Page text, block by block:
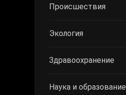
Происшествия
Экология
Здравоохранение
Наука и образование